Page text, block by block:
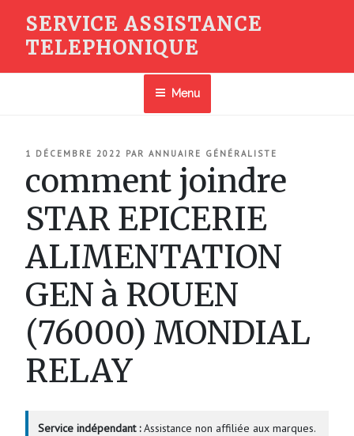
contenu
SERVICE ASSISTANCE
TELEPHONIQUE
Menu
PUBLIÉ
1 DÉCEMBRE 2022 PAR ANNUAIRE GÉNÉRALISTE
comment joindre
STAR EPICERIE
ALIMENTATION
GEN à ROUEN
(76000) MONDIAL
RELAY
Service indépendant :Assistance non affiliée aux marques.